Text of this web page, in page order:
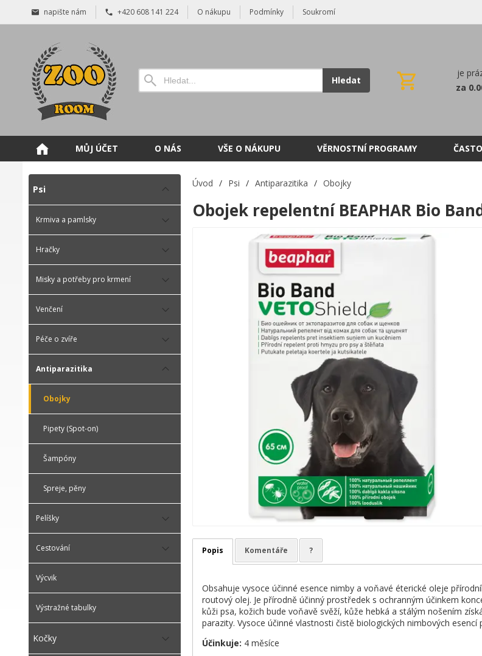
napište nám +420 608 141 224 O nákupu Podmínky Soukromí
Hledat
je
za
MŮJ ÚČET O NÁS VŠE O NÁKUPU VĚRNOSTNÍ PROGRAMY
Psi
Krmiva a pamlsky
Hračky
Misky a potřeby pro krmení
Venčení
Péče o zvíře
Antiparazitika
Obojky
Pipety (Spot-on)
Šampóny
Spreje, pěny
Pelíšky
Cestování
Výcvik
Výstražné tabulky
Kočky
Úvod / Psi / Antiparazitika / Obojky
Obojek repelentní BEAPHAR Bio
Popis Komentáře ?
Obsahuje vysoce účinné esence nimby a voňavé éterické oleje
routový olej. Je přírodně účinný prostředek s ochranným účinkem
kůži psa, kožich bude voňavě svěží, kůže hebká a stálým nošením
parazity. Vysoce účinné vlastnosti čistě biologických nimbových
Účinkuje: 4 měsíce